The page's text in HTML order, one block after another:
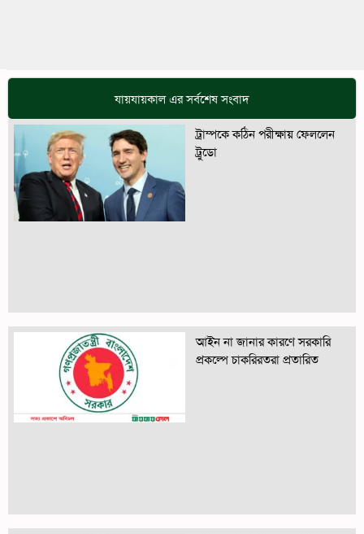
যায়যায়কাল এর সর্বশেষ সংবাদ
ট্রাম্পকে কঠিন পরীক্ষায় ফেললেন
ট্রুডো
আইন না জানার কারণে সরকারি
প্রকল্পে চাকরিরতরা প্রতারিত